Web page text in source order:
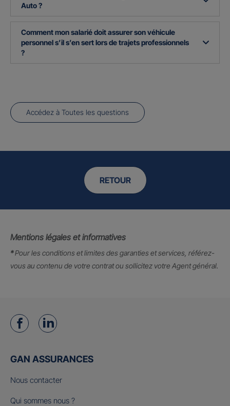
Auto ?
Comment mon salarié doit assurer son véhicule
personnel s’il s’en sert lors de trajets professionnels
?
Accédez à Toutes les questions
RETOUR
Mentions légales et informatives
*Pour les conditions et limites des garanties et services, référez-
vous au contenu de votre contrat ou sollicitez votre Agent général.
GAN ASSURANCES
Nous contacter
Qui sommes nous ?